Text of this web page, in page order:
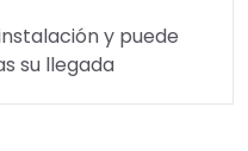
y puede
su llegada